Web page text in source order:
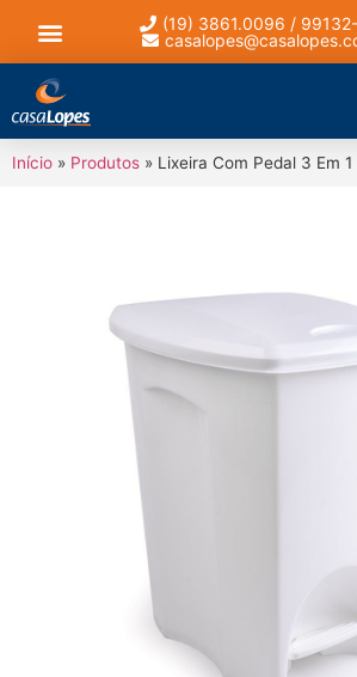
(19) 3861.0096 /
Início » Produtos » Lixeira Com Pedal 3 Em